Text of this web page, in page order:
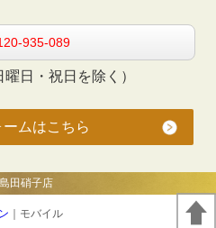
935-089
曜日・祝日を除く）
ムはこちら
田硝子店
｜モバイル